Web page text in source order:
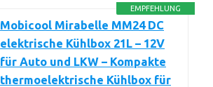
EMPFEHLUNG
Mobicool Mirabelle MM24 DC
elektrische Kühlbox 21L – 12V
für Auto und LKW – Kompakte
thermoelektrische Kühlbox für